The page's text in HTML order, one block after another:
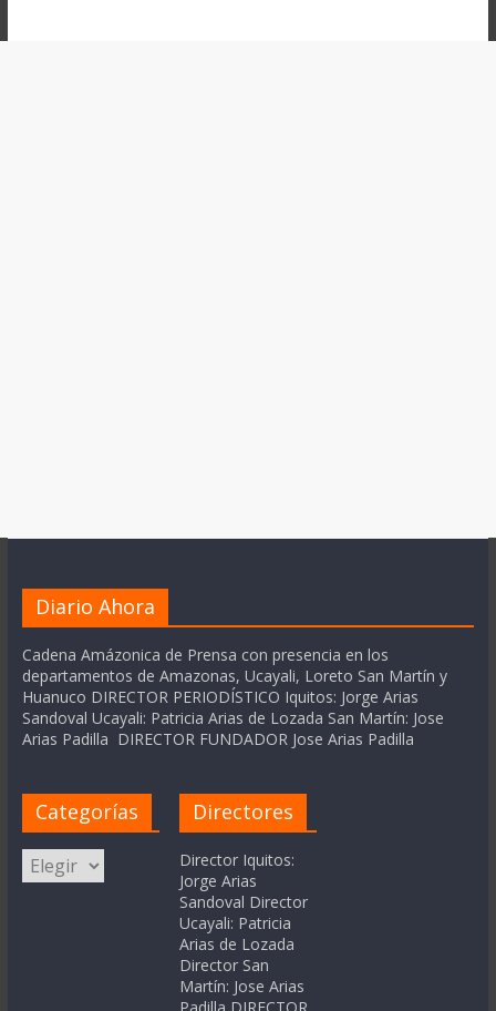
Diario Ahora
Cadena Amázonica de Prensa con presencia en los
departamentos de Amazonas, Ucayali, Loreto San Martín y
Huanuco DIRECTOR PERIODÍSTICO Iquitos: Jorge Arias
Sandoval Ucayali: Patricia Arias de Lozada San Martín: Jose
Arias Padilla DIRECTOR FUNDADOR Jose Arias Padilla
Categorías
Categorías
Directores
Director Iquitos:
Jorge Arias
Sandoval Director
Ucayali: Patricia
Arias de Lozada
Director San
Martín: Jose Arias